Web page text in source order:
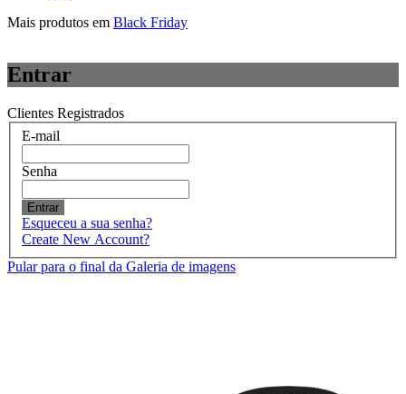
Mais produtos em Black Friday
Entrar
Clientes Registrados
E-mail
Senha
Entrar
Esqueceu a sua senha?
Create New Account?
Pular para o final da Galeria de imagens